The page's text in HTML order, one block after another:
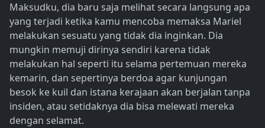
Maksudku, dia baru saja melihat secara langsung apa
yang terjadi ketika kamu mencoba memaksa Mariel
melakukan sesuatu yang tidak dia inginkan. Dia
mungkin memuji dirinya sendiri karena tidak
melakukan hal seperti itu selama pertemuan mereka
kemarin, dan sepertinya berdoa agar kunjungan
besok ke kuil dan istana kerajaan akan berjalan tanpa
insiden, atau setidaknya dia bisa melewati mereka
dengan selamat.